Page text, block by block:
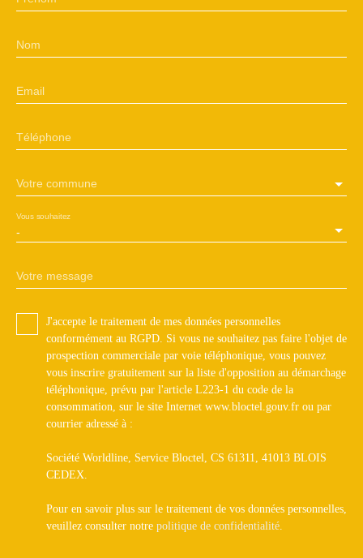
Nom
Email
Téléphone
Votre commune
-
Vous souhaitez
Votre message
J'accepte le traitement de mes données personnelles
conformément au RGPD. Si vous ne souhaitez pas faire l'objet de
prospection commerciale par voie téléphonique, vous pouvez
vous inscrire gratuitement sur la liste d'opposition au démarchage
téléphonique, prévu par l'article L223-1 du code de la
consommation, sur le site Internet www.bloctel.gouv.fr ou par
courrier adressé à :
Société Worldline, Service Bloctel, CS 61311, 41013 BLOIS
CEDEX.
Pour en savoir plus sur le traitement de vos données personnelles,
veuillez consulter notre politique de confidentialité